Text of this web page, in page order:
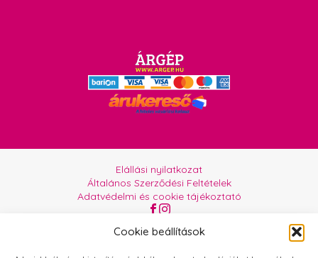
Cookie beállítások
Elállási nyilatkozat
Általános Szerződési Feltételek
Adatvédelmi és cookie tájékoztató